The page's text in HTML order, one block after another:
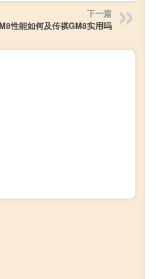
下一篇
性能如何及传祺GM8实用吗